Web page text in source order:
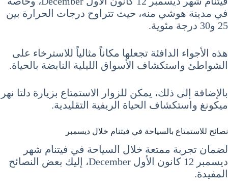
في مدينة هوشي منه، حيث تتراوح درجات الحرارة بين
25 و30 درجة مئوية.
هذه الأجواء الدافئة تجعلها مكاناً مثالياً للاسترخاء على
الشواطئ واستكشاف الأسواق الليلية النابضة بالحياة.
بالإضافة إلى ذلك، يمكن للزوار الاستمتاع بزيارة دلتا نهر
ميكونغ واستكشاف الحياة الريفية التقليدية.
نصائح للاستمتاع بالسياحة في فيتنام خلال ديسمبر
لضمان تجربة ممتعة خلال السياحة في فيتنام شهر
ديسمبر 12 كانون الأول December، إليك بعض النصائح
المفيدة.